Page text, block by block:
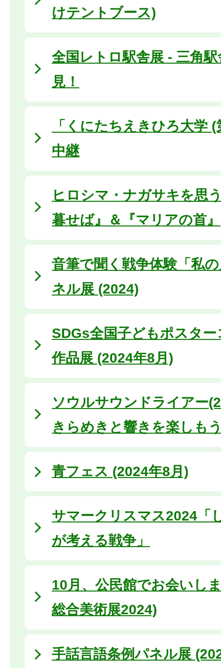
けテントブース)
全国レトロ駅舎展 - 三角
見！
「くにたちえきひろ大学
中継
ヒロシマ・ナガサキを思
暮せば』＆『マリアの首』
音筆で聞く戦争体験「私
ネル展 (2024)
SDGs全国子どもポスタ
作品展 (2024年8月)
ソウルサウンドライアー
きらめきと響きを楽しも
青フェス (2024年8月)
サマークリスマス2024「
が考える戦争」
10月、公民館でお会いし
総合美術展2024)
手話言語条例パネル展